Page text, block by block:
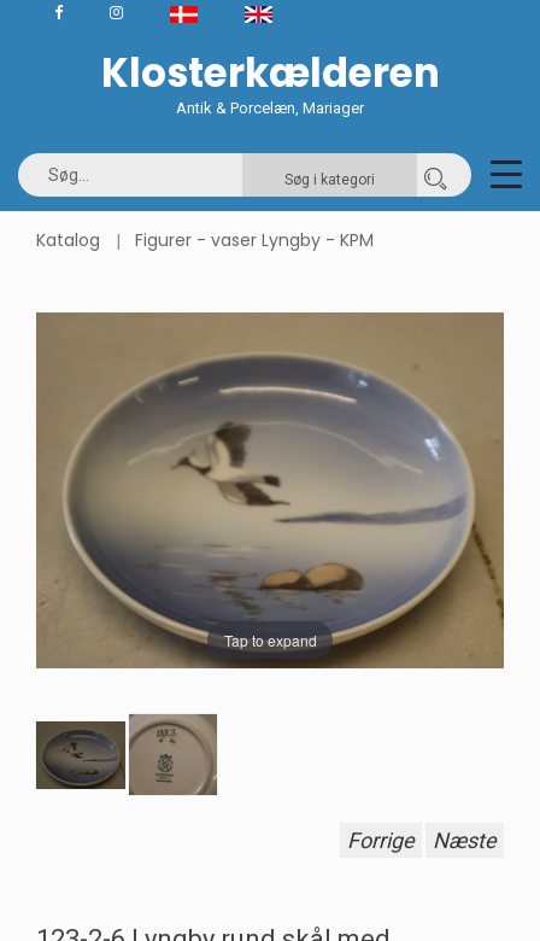
Klosterkælderen
Antik & Porcelæn, Mariager
Søg i kategori
Katalog Figurer - vaser Lyngby - KPM
Tap to expand
Forrige Næste